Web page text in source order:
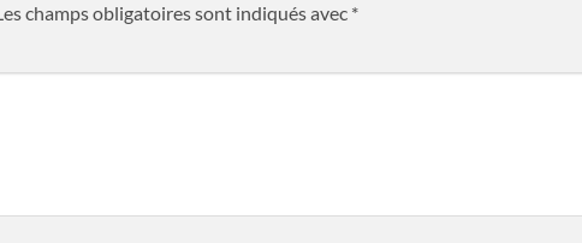
champs obligatoires sont indiqués avec *